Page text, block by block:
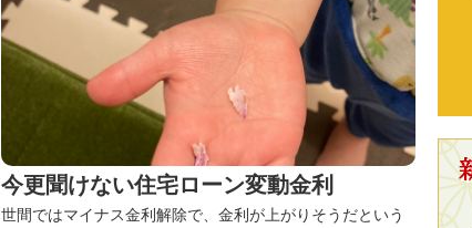
今更聞けない住宅ローン変動金利
世間ではマイナス金利解除で、金利が上がりそうだという